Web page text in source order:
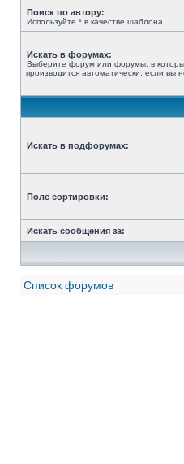
Поиск по автору:
Используйте * в качестве шаблона.
Искать в форумах:
Выберите форум или форумы, в
производится автоматически, если вы
Искать в подфорумах:
Поле сортировки:
Искать сообщения за:
Список форумов